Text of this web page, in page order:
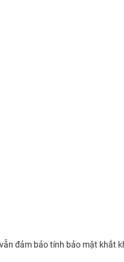
đảm bảo tính bảo mật khắt